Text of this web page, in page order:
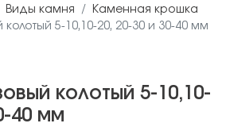
Виды камня
Каменная крошка
5-10,10-20, 20-30 и 30-40 мм
колотый 5-10,10-
40 мм